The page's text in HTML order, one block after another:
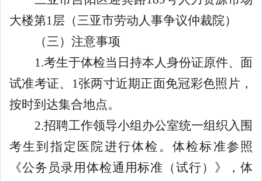
大楼第1层（三亚市劳动人事争议仲裁院）
（三）注意事项
1.考生于体检当日持本人身份证原件、面
试准考证、
1张两寸近期正面免冠彩色照片，
按时到达集合地点。
2.招聘工作领导小组 办公室统一组织入围
考生到指定医院进行体检。体检标准参照
《公务员录用体检通用标准（试行）》，体